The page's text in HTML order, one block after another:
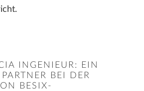
INGENIEUR: EIN
BEI DER
BESIX-